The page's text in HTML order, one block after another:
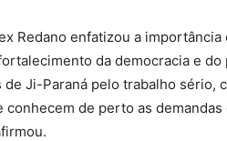
Redano enfatizou a
da democracia e do
Ji-Paraná pelo trabalho sério,
conhecem de perto as